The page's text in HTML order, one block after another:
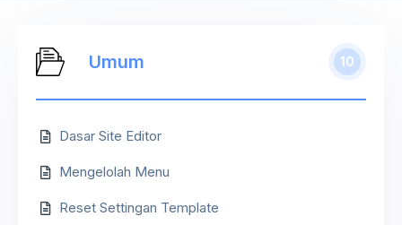
Umum 10
Dasar Site Editor
Mengelolah Menu
Reset Settingan Template